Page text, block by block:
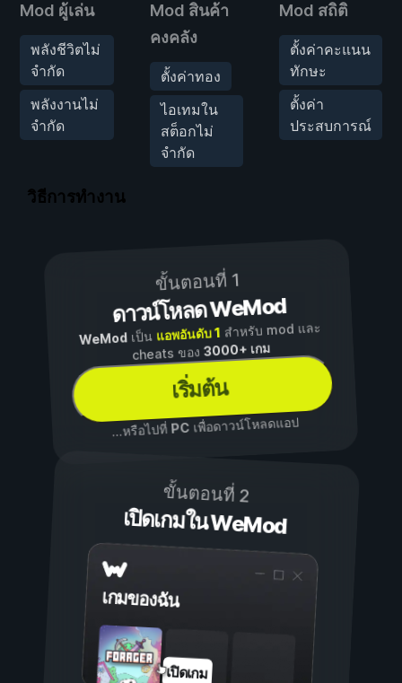
Mod ผู้เล่น
พลังชีวิตไม่
จำกัด
พลังงานไม่
จำกัด
Mod สินค้า
คงคลัง
ตั้งค่าทอง
ไอเทมใน
สต็อกไม่
จำกัด
Mod สถิติ
ตั้งค่าคะแนน
ทักษะ
ตั้งค่า
ประสบการณ์
วิธีการทำงาน
ขั้นตอนที่ 1
ดาวน์โหลด WeMod
WeModเป็น แอพอันดับ 1 สำหรับ mod และ
cheats ของ3000+ เกม
เริ่มต้น
...หรือไปที่ PCเพื่อดาวน์โหลดแอป
ขั้นตอนที่ 2
เปิดเกมใน WeMod
เกมของฉัน
เปิดเกม